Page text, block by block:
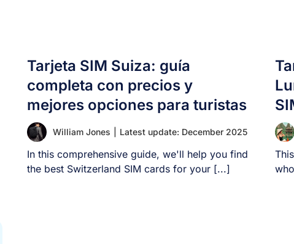
Tarjeta SIM Suiza: guía
completa con precios y
mejores opciones para turistas
William Jones Latest update: December 2025
In this comprehensive guide, we'll help you find
the best Switzerland SIM cards for your [...]